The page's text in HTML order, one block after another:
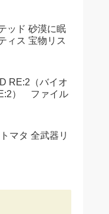
ッド 砂漠に眠
ィス 宝物リス
RE:2（バイオ
） ファイル
マタ 全武器リ